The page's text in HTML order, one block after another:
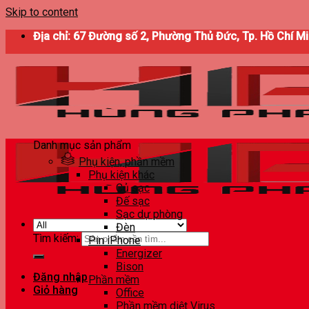
Skip to content
Địa chỉ: 67 Đường số 2, Phường Thủ Đức, Tp. Hồ Chí
Tìm kiếm:
Đăng nhập
Giỏ hàng
Danh mục sản phẩm
Phụ kiện, phần mềm
Phụ kiện khác
Củ sạc
Đế sạc
Sạc dự phòng
Đèn
Pin iPhone
Energizer
Bison
Phần mềm
Office
Phần mềm diệt Virus